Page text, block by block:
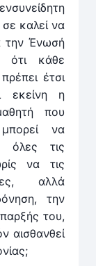
καλεί να
την Ένωσή
ότι κάθε
έτσι
εκείνη η
που
να
όλες τις
να τις
αλλά
την
του,
αισθανθεί